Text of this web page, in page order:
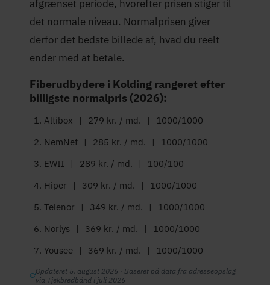
afgrænset periode, hvorefter prisen stiger til
det normale niveau. Normalprisen giver
derfor det bedste billede af, hvad du reelt
ender med at betale.
Fiberudbydere i Kolding rangeret efter
billigste normalpris (2026):
Altibox | 279 kr. / md. |
1000/1000
NemNet
| 285 kr. / md. |
1000/1000
EWII
| 289 kr. / md. |
100/100
Hiper
| 309 kr. / md. |
1000/1000
Telenor
| 349 kr. / md. |
1000/1000
Norlys
| 369 kr. / md. |
1000/1000
Yousee
| 369 kr. / md. | 1000/1000
Opdateret 5. august 2026 · Baseret på data fra adresseopslag
via Tjekbredbånd i juli 2026